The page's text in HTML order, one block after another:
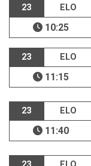
23 ELO
10:25
23 ELO
11:15
23 ELO
11:40